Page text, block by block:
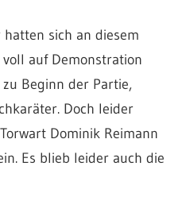
sich an diesem
auf Demonstration
Beginn der Partie,
Doch leider
Dominik Reimann
Es blieb leider auch die